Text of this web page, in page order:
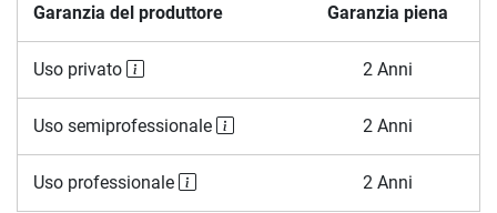
Garanzia del produttore Garanzia piena
Uso privato 2 Anni
Uso semiprofessionale 2 Anni
Uso professionale 2 Anni